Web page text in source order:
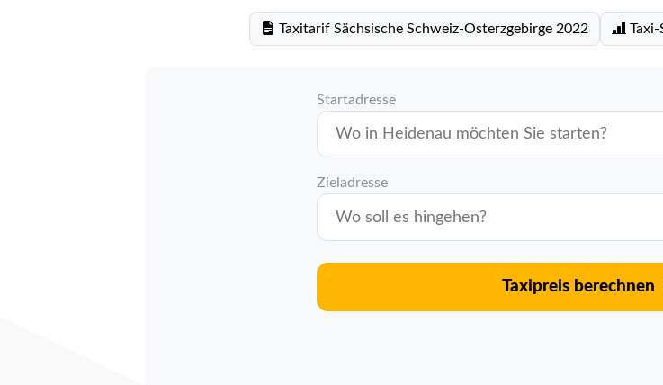
Taxitarif Sächsische Schweiz-Osterzgebirge 2022
Startadresse
Zieladresse
Taxipreis berechnen